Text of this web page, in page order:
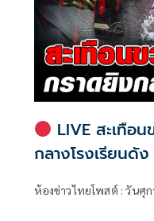
LIVE สะเทือ
กลางโรงเรียนดั
ห้องข่าวไทยโพสต์ : วันศุ